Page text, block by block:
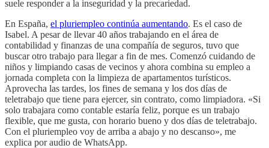
suele responder a la inseguridad y la precariedad.
En España, el pluriempleo continúa aumentando. Es el caso de
Isabel. A pesar de llevar 40 años trabajando en el área de
contabilidad y finanzas de una compañía de seguros, tuvo que
buscar otro trabajo para llegar a fin de mes. Comenzó cuidando de
niños y limpiando casas de vecinos y ahora combina su empleo a
jornada completa con la limpieza de apartamentos turísticos.
Aprovecha las tardes, los fines de semana y los dos días de
teletrabajo que tiene para ejercer, sin contrato, como limpiadora. «Si
solo trabajara como contable estaría feliz, porque es un trabajo
flexible, que me gusta, con horario bueno y dos días de teletrabajo.
Con el pluriempleo voy de arriba a abajo y no descanso», me
explica por audio de WhatsApp.